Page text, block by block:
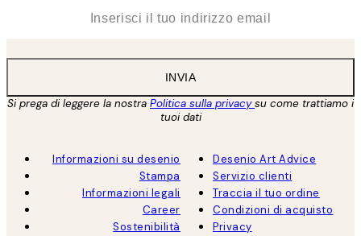
INVIA
Si prega di leggere la nostra Politica sulla privacysu come trattiamo i
tuoi dati
Informazioni su desenio
Stampa
Informazioni legali
Career
Sostenibilità
Desenio Art Advice
Servizio clienti
Traccia il tuo ordine
Condizioni di acquisto
Privacy